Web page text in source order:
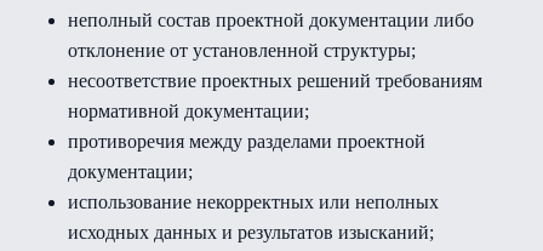
неполный состав проектной документации либо
отклонение от установленной структуры;
несоответствие проектных решений требованиям
нормативной документации;
противоречия между разделами проектной
документации;
использование некорректных или неполных
исходных данных и результатов изысканий;